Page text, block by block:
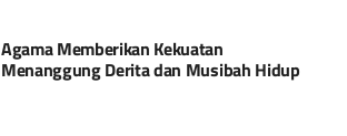
Agama Memberikan Kekuatan
Menanggung Derita dan Musibah Hidup